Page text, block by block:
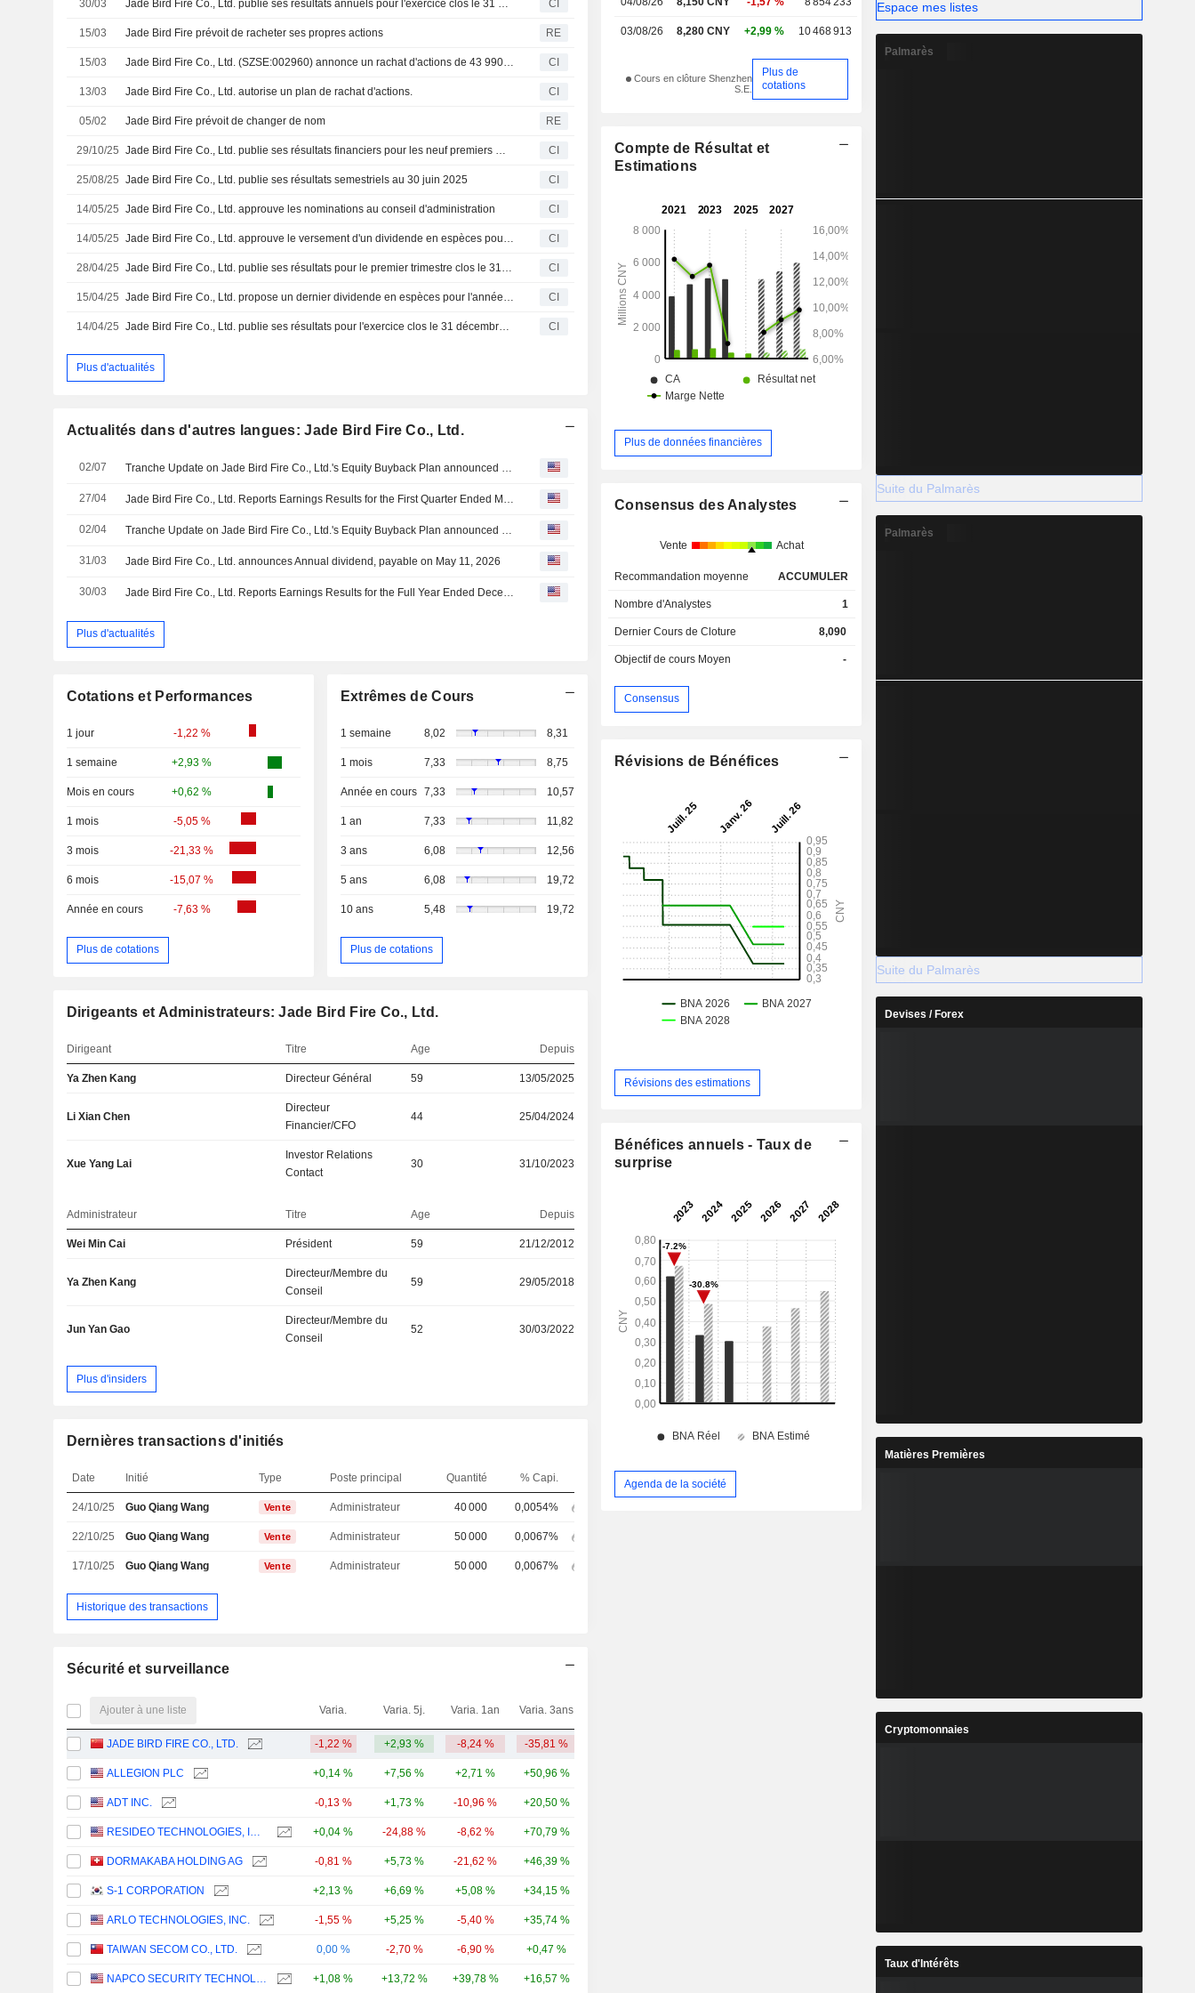
30/03 Jade Bird Fire Co., Ltd. publie ses résultats annuels pour l'exercice clos le 31 décembre 2025 CI
15/03 Jade Bird Fire prévoit de racheter ses propres actions RE
15/03 Jade Bird Fire Co., Ltd. (SZSE:002960) annonce un rachat d'actions de 43 990 443 titres, soit 5 % du capital pour 704 millions de CNY. CI
13/03 Jade Bird Fire Co., Ltd. autorise un plan de rachat d'actions. CI
05/02 Jade Bird Fire prévoit de changer de nom RE
29/10/25 Jade Bird Fire Co., Ltd. publie ses résultats financiers pour les neuf premiers mois de 2025 CI
25/08/25 Jade Bird Fire Co., Ltd. publie ses résultats semestriels au 30 juin 2025 CI
14/05/25 Jade Bird Fire Co., Ltd. approuve les nominations au conseil d'administration CI
14/05/25 Jade Bird Fire Co., Ltd. approuve le versement d'un dividende en espèces pour l'exercice 2024. CI
28/04/25 Jade Bird Fire Co., Ltd. publie ses résultats pour le premier trimestre clos le 31 mars 2025 CI
15/04/25 Jade Bird Fire Co., Ltd. propose un dernier dividende en espèces pour l'année 2024 CI
14/04/25 Jade Bird Fire Co., Ltd. publie ses résultats pour l'exercice clos le 31 décembre 2024 CI
Plus d'actualités
Actualités dans d'autres langues: Jade Bird Fire Co., Ltd.
02/07
27/04
02/04
31/03 Jade Bird Fire Co., Ltd. announces Annual dividend, payable on May 11, 2026
30/03
Plus d'actualités
Cotations et Performances
1 jour -1,22 %
1 semaine +2,93 %
Mois en cours +0,62 %
1 mois -5,05 %
3 mois -21,33 %
6 mois -15,07 %
Année en cours -7,63 %
Plus de cotations
Extrêmes de Cours
1 semaine 8,02 8,31
1 mois 7,33 8,75
Année en cours 7,33 10,57
1 an 7,33 11,82
3 ans 6,08 12,56
5 ans 6,08 19,72
10 ans 5,48 19,72
Plus de cotations
Dirigeants et Administrateurs: Jade Bird Fire Co., Ltd.
Dirigeant Titre Age Depuis
Ya Zhen Kang Directeur Général 59 13/05/2025
Li Xian Chen
Directeur
Financier/CFO
44 25/04/2024
Xue Yang Lai
Investor Relations
Contact
30 31/10/2023
Administrateur Titre Age Depuis
Wei Min Cai Président 59 21/12/2012
Ya Zhen Kang
Directeur/Membre du
Conseil
59 29/05/2018
Jun Yan Gao
Directeur/Membre du
Conseil
52 30/03/2022
Plus d'insiders
Dernières transactions d'initiés
Date Initié Type Poste principal Quantité % Capi.
24/10/25 Guo Qiang Wang Vente Administrateur 40 000 0,0054%
22/10/25 Guo Qiang Wang Vente Administrateur 50 000 0,0067%
17/10/25 Guo Qiang Wang Vente Administrateur 50 000 0,0067%
Historique des transactions
Sécurité et surveillance
Ajouter à une liste Varia. Varia. 5j. Varia. 1an Varia. 3ans
JADE BIRD FIRE CO., LTD. -1,22 % +2,93 % -8,24 % -35,81 %
ALLEGION PLC +0,14 % +7,56 % +2,71 % +50,96 %
ADT INC. -0,13 % +1,73 % -10,96 % +20,50 %
RESIDEO TECHNOLOGIES, INC. +0,04 % -24,88 % -8,62 % +70,79 %
DORMAKABA HOLDING AG -0,81 % +5,73 % -21,62 % +46,39 %
S-1 CORPORATION +2,13 % +6,69 % +5,08 % +34,15 %
ARLO TECHNOLOGIES, INC. -1,55 % +5,25 % -5,40 % +35,74 %
TAIWAN SECOM CO., LTD. 0,00 % -2,70 % -6,90 % +0,47 %
NAPCO SECURITY TECHNOLOGIES, INC. +1,08 % +13,72 % +39,78 % +16,57 %
03/08/26 8,280 CNY +2,99 % 10 468 913
Cours en clôture Shenzhen
S.E.
Plus de
cotations
Compte de Résultat et
Estimations
Plus de données financières
Consensus des Analystes
Vente Achat
Recommandation moyenne ACCUMULER
Nombre d'Analystes 1
Dernier Cours de Cloture 8,090
Objectif de cours Moyen -
Consensus
Révisions de Bénéfices
Révisions des estimations
Bénéfices annuels - Taux de
surprise
Agenda de la société
Espace mes listes
Palmarès
Suite du Palmarès
Palmarès
Suite du Palmarès
Devises / Forex
Matières Premières
Cryptomonnaies
Taux d'Intérêts